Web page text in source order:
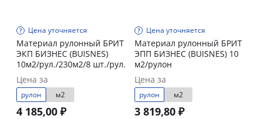
Цена уточняется
Материал рулонный БРИТ
ЭКП БИЗНЕС (BUISNES)
10м2/рул./230м2/8 шт./рул.
Цена за
рулон м2
4 185,00 ₽
Цена уточняется
Материал рулонный БРИТ
ЭПП БИЗНЕС (BUISNES) 10
м2/рулон
Цена за
рулон м2
3 819,80 ₽